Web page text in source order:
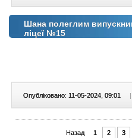
Шана полеглим
ліцеї №15
Опубліковано: 11-05-2024, 09:01 |
Назад 1 2 3